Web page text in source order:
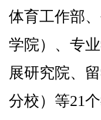
体育工作部
学院）、专
展研究院、
分校）等21